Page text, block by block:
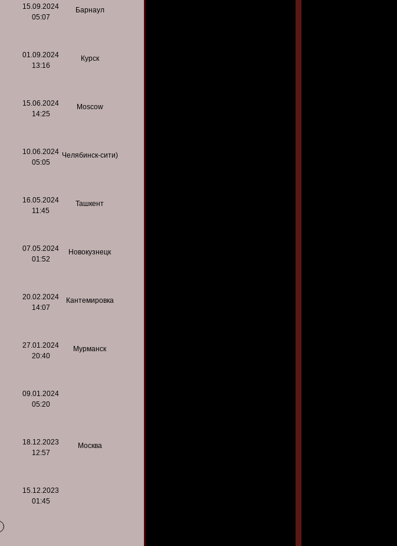
15.09.2024
05:07
Барнаул
01.09.2024
13:16
Курск
15.06.2024
14:25
Moscow
10.06.2024
05:05
Челябинск-сити)
16.05.2024
11:45
Ташкент
07.05.2024
01:52
Новокузнецк
20.02.2024
14:07
Кантемировка
27.01.2024
20:40
Мурманск
09.01.2024
05:20
18.12.2023
12:57
Москва
15.12.2023
01:45